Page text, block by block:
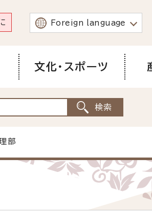
Foreign language
文化・スポーツ
部